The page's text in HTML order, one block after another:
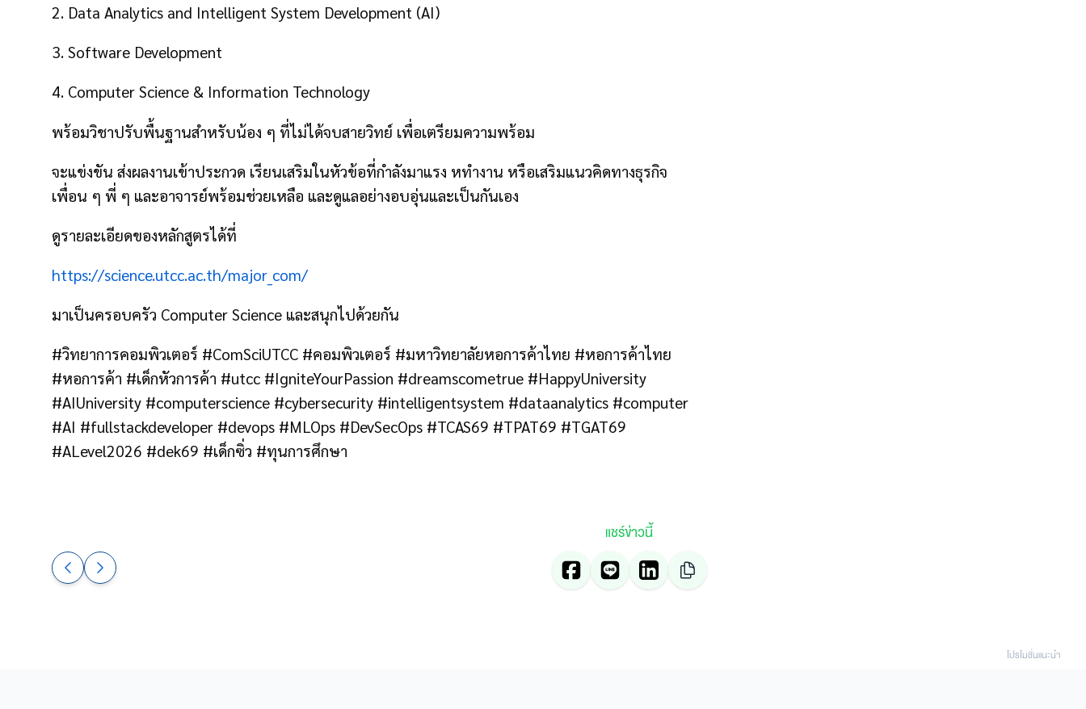
2. Data Analytics and Intelligent System Development (AI)
3. Software Development
4. Computer Science & Information Technology
พร้อมวิชาปรับพื้นฐานสำหรับน้อง ๆ ที่ไม่ได้จบสายวิทย์ เพื่อเตรียมความพร้อม
จะแข่งขัน ส่งผลงานเข้าประกวด เรียนเสริมในหัวข้อที่กำลังมาแรง หทำงาน หรือเสริมแนวคิดทางธุรกิจ
เพื่อน ๆ พี่ ๆ และอาจารย์พร้อมช่วยเหลือ และดูแลอย่างอบอุ่นและเป็นกันเอง
ดูรายละเอียดของหลักสูตรได้ที่
https://science.utcc.ac.th/major_com/
มาเป็นครอบครัว Computer Science และสนุกไปด้วยกัน
#วิทยาการคอมพิวเตอร์ #ComSciUTCC #คอมพิวเตอร์ #มหาวิทยาลัยหอการค้าไทย #หอการค้าไทย
#หอการค้า #เด็กหัวการค้า #utcc #IgniteYourPassion #dreamscometrue #HappyUniversity
#AIUniversity #computerscience #cybersecurity #intelligentsystem #dataanalytics #computer
#AI #fullstackdeveloper #devops #MLOps #DevSecOps #TCAS69 #TPAT69 #TGAT69
#ALevel2026 #dek69 #เด็กซิ่ว #ทุนการศึกษา
แชร์ข่าวนี้
โปรโมชั่นแนะนํา